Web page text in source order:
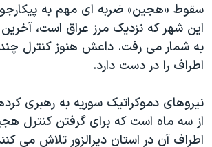
اسرائیل در جنگ
نرگس محمدی برنده جایزه نوبل صلح
همایش محافظه‌کاران آمریکا «سی‌پک»
سفر پرزیدنت ترامپ به چین
سقوط «هجین» ضربه ای مهم به
این شهر که نزدیک مرز عراق است،
به شمار می رفت. داعش هنوز کنترل
اطراف را در دست دارد.
نیروهای دموکراتیک سوریه به رهبری
از سه ماه است که برای گرفتن کنترل
اطراف آن در استان دیرالزور تلاش می